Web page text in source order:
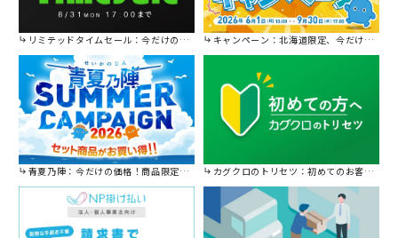
リミテッドタイムセール：今だけの限定セール。 キャンペーン：北海道限定、今だけ送料無料！
青夏乃陣：今だけの価格！商品限定セール開催中です。 カグクロのトリセツ：初めてのお客様はこちら。